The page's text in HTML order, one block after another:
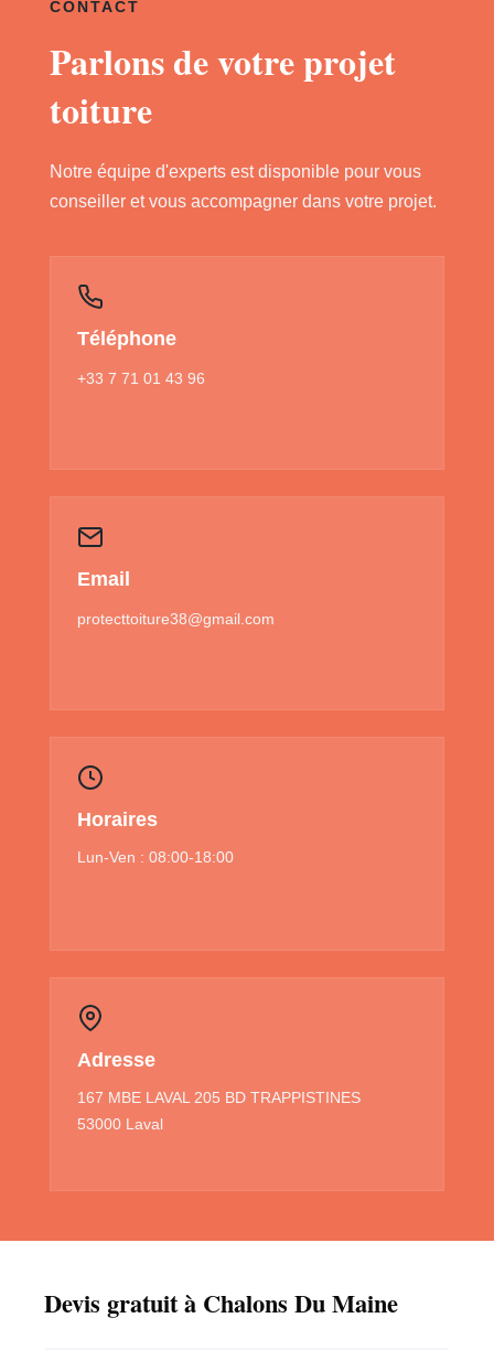
CONTACT
Parlons de votre projet
toiture
Notre équipe d'experts est disponible pour vous
conseiller et vous accompagner dans votre projet.
Téléphone
+33 7 71 01 43 96
Email
protecttoiture38@gmail.com
Horaires
Lun-Ven : 08:00-18:00
Adresse
167 MBE LAVAL 205 BD TRAPPISTINES
53000 Laval
Devis gratuit à Chalons Du Maine